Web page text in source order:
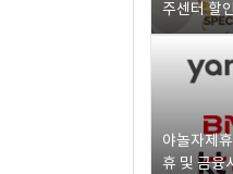
주센터 할
야놀자제
휴 및 금융